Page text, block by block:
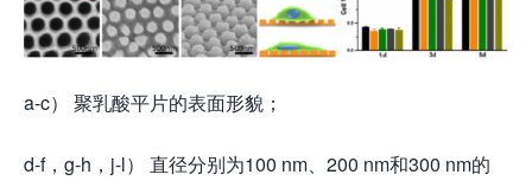
a-c） 聚乳酸平片的表面形貌；
d-f，g-h，j-l） 直径分别为100 nm、200 nm和300 nm的